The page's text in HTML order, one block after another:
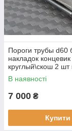
Пороги трубы d60
накладок концевик
круглый\скош 2
Ducato 1995-2006
В наявності
7 000 ₴
Купити